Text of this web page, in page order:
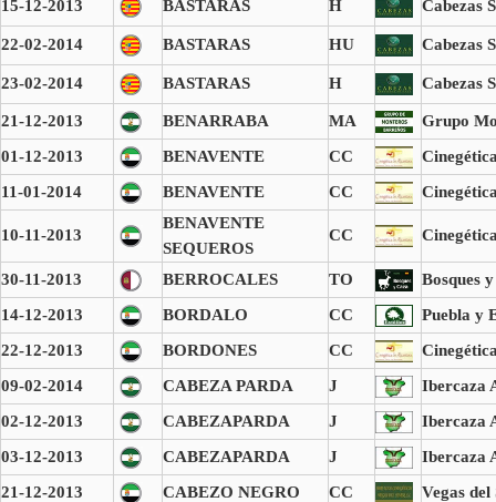
15-12-2013 BASTARAS H Cabezas
22-02-2014 BASTARAS HU Cabezas
23-02-2014 BASTARAS H Cabezas
21-12-2013 BENARRABA MA
Grupo
01-12-2013
BENAVENTE CC
11-01-2014
BENAVENTE CC
10-11-2013
BENAVENTE
SEQUEROS
CC
30-11-2013 BERROCALES TO
Bosques
14-12-2013
BORDALO CC
Puebla y
22-12-2013
BORDONES CC
09-02-2014
CABEZA PARDA J
Ibercaza
02-12-2013
CABEZAPARDA J
Ibercaza
03-12-2013
CABEZAPARDA J
Ibercaza
21-12-2013
CABEZO NEGRO CC
Vegas